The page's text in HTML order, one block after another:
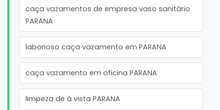
caça vazamentos de empresa vaso sanitário
PARANA
laborioso caça vazamento em PARANA
caça vazamento em oficina PARANA
limpeza de à vista PARANA